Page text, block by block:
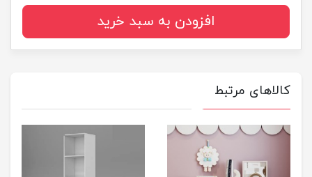
افزودن به سبد خرید
کالاهای مرتبط